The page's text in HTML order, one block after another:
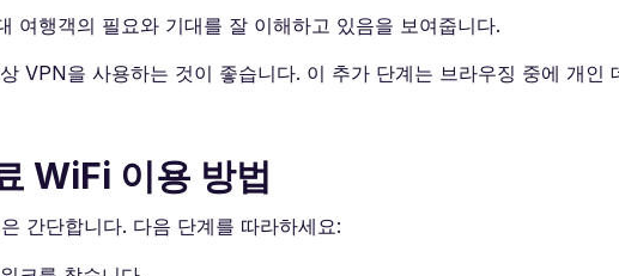
여행객의 필요와 기대를 잘 이해하고 있음을 보여줍니다.
VPN을 사용하는 것이 좋습니다. 이 추가 단계는 브라우징 중에 개인
WiFi 이용 방법
간단합니다. 다음 단계를 따라하세요: